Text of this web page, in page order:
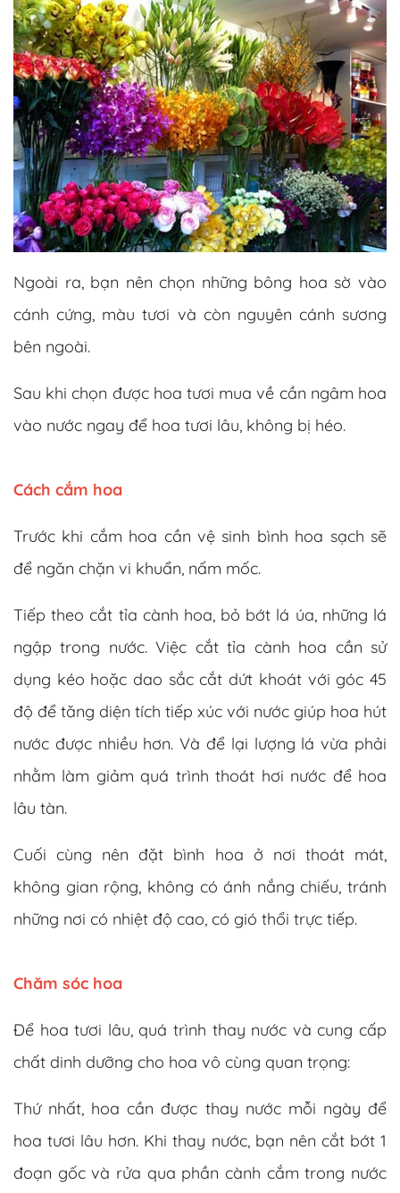
Ngoài ra, bạn nên chọn những bông hoa sờ vào
cánh cứng, màu tươi và còn nguyên cánh sương
bên ngoài.
Sau khi chọn được hoa tươi mua về cần ngâm hoa
vào nước ngay để hoa tươi lâu, không bị héo.
Cách cắm hoa
Trước khi cắm hoa cần vệ sinh bình hoa sạch sẽ
để ngăn chặn vi khuẩn, nấm mốc.
Tiếp theo cắt tỉa cành hoa, bỏ bớt lá úa, những lá
ngập trong nước. Việc cắt tỉa cành hoa cần sử
dụng kéo hoặc dao sắc cắt dứt khoát với góc 45
độ để tăng diện tích tiếp xúc với nước giúp hoa hút
nước được nhiều hơn. Và để lại lượng lá vừa phải
nhằm làm giảm quá trình thoát hơi nước để hoa
lâu tàn.
Cuối cùng nên đặt bình hoa ở nơi thoát mát,
không gian rộng, không có ánh nắng chiếu, tránh
những nơi có nhiệt độ cao, có gió thổi trực tiếp.
Chăm sóc hoa
Để hoa tươi lâu, quá trình thay nước và cung cấp
chất dinh dưỡng cho hoa vô cùng quan trọng:
Thứ nhất, hoa cần được thay nước mỗi ngày để
hoa tươi lâu hơn. Khi thay nước, bạn nên cắt bớt 1
đoạn gốc và rửa qua phần cành cắm trong nước